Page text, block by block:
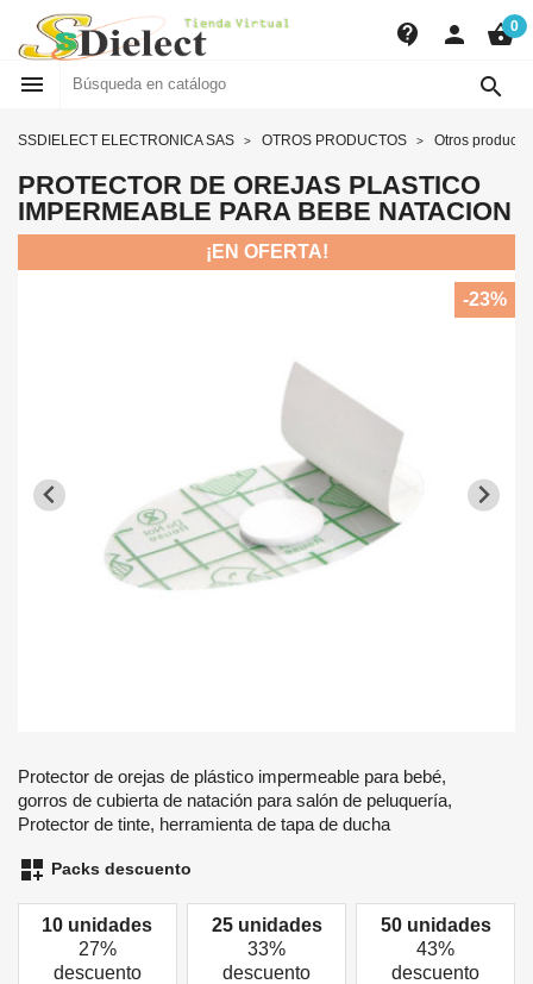
contact_support person shopping_basket0
 
SSDIELECT ELECTRONICA SAS OTROS PRODUCTOS Otros
PROTECTOR DE OREJAS PLASTICO
IMPERMEABLE PARA BEBE NATACION
¡EN OFERTA!
-23%
Protector de orejas de plástico impermeable para bebé,
gorros de cubierta de natación para salón de peluquería,
Protector de tinte, herramienta de tapa de ducha
dashboard_customize Packs descuento
10 unidades
27%
descuento
25 unidades
33%
descuento
50 unidades
43%
descuento